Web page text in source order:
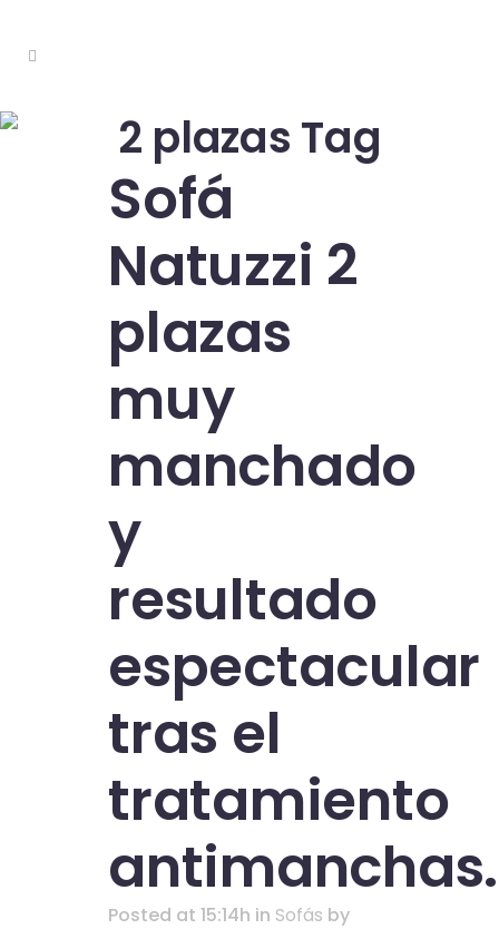
2 plazas Tag
Sofá
Natuzzi 2
plazas
muy
manchado
y
resultado
espectacular
tras el
tratamiento
antimanchas.
Posted at 15:14h in Sofás by